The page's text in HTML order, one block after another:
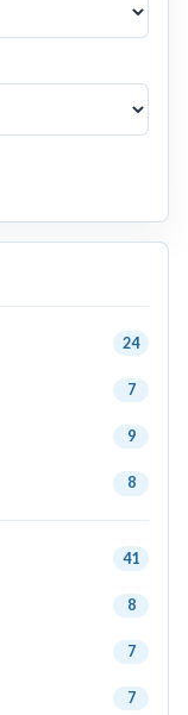
24
7
9
8
41
8
7
7